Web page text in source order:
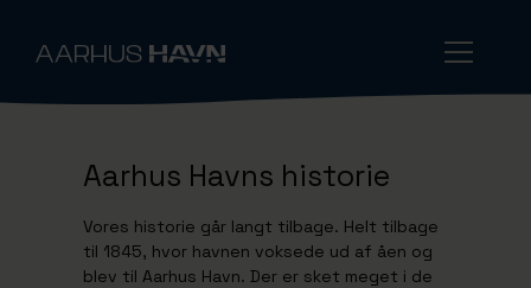
Aarhus Havns historie
Vores historie går langt tilbage. Helt tilbage
til 1845, hvor havnen voksede ud af åen og
blev til Aarhus Havn. Der er sket meget i de